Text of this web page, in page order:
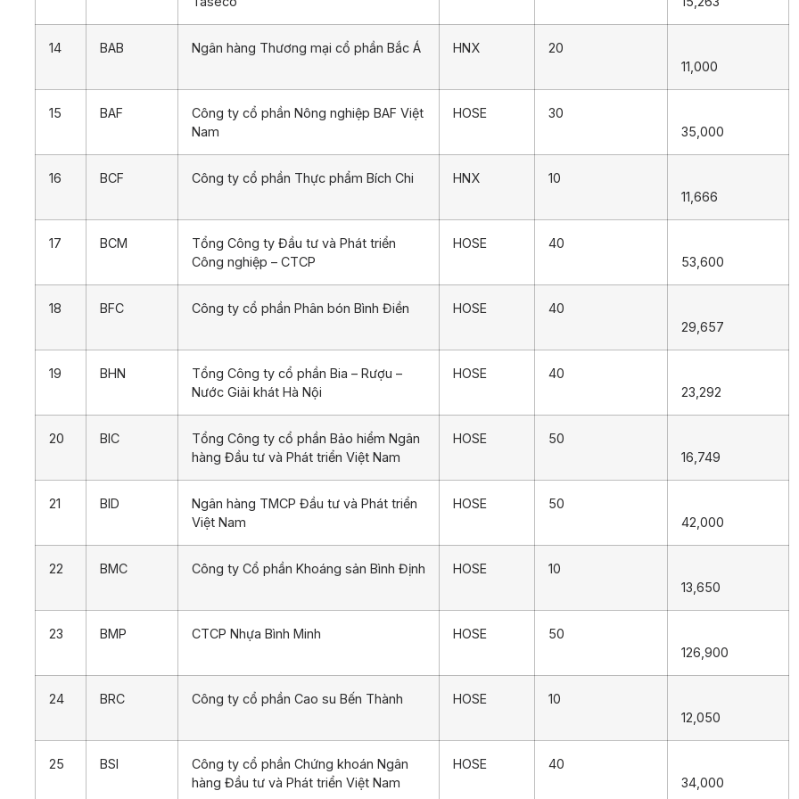
14 BAB Ngân hàng Thương mại cổ phần Bắc Á HNX
20
11,000
15 BAF
Công ty cổ phần Nông nghiệp BAF Việt
Nam
HOSE
30
35,000
16 BCF Công ty cổ phần Thực phẩm Bích Chi HNX
10
11,666
17 BCM
Tổng Công ty Đầu tư và Phát triển
Công nghiệp – CTCP
HOSE
40
53,600
18 BFC Công ty cổ phần Phân bón Bình Điền HOSE
40
29,657
19 BHN
Tổng Công ty cổ phần Bia – Rượu –
Nước Giải khát Hà Nội
HOSE
40
23,292
20 BIC
Tổng Công ty cổ phần Bảo hiểm Ngân
hàng Đầu tư và Phát triển Việt Nam
HOSE
50
16,749
21 BID
Ngân hàng TMCP Đầu tư và Phát triển
Việt Nam
HOSE
50
42,000
22 BMC Công ty Cổ phần Khoáng sản Bình Định HOSE
10
13,650
23 BMP CTCP Nhựa Bình Minh HOSE
50
126,900
24 BRC Công ty cổ phần Cao su Bến Thành HOSE
10
12,050
25 BSI
Công ty cổ phần Chứng khoán Ngân
hàng Đầu tư và Phát triển Việt Nam
HOSE
40
34,000